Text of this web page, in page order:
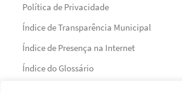
Política de Privacidade
Índice de Transparência Municipal
Índice de Presença na Internet
Índice do Glossário